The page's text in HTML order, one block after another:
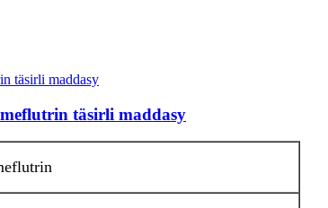
täsirli maddasy